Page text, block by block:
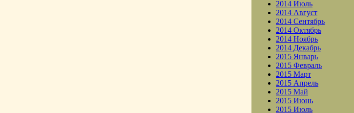
2014 Июль
2014 Август
2014 Сентябрь
2014 Октябрь
2014 Ноябрь
2014 Декабрь
2015 Январь
2015 Февраль
2015 Март
2015 Апрель
2015 Май
2015 Июнь
2015 Июль